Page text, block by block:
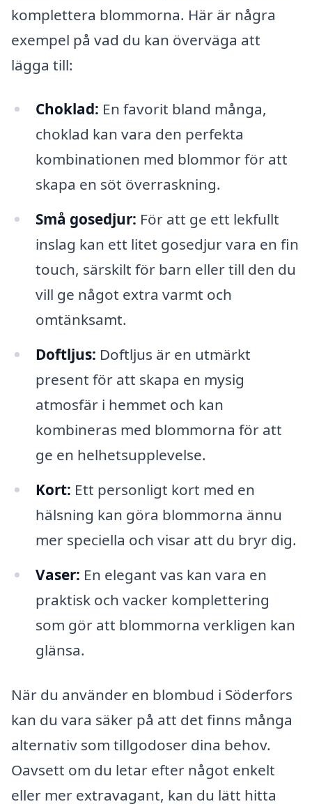
komplettera blommorna. Här är några
exempel på vad du kan överväga att
lägga till:
Choklad: En favorit bland många,
choklad kan vara den perfekta
kombinationen med blommor för att
skapa en söt överraskning.
Små gosedjur: För att ge ett lekfullt
inslag kan ett litet gosedjur vara en fin
touch, särskilt för barn eller till den du
vill ge något extra varmt och
omtänksamt.
Doftljus: Doftljus är en utmärkt
present för att skapa en mysig
atmosfär i hemmet och kan
kombineras med blommorna för att
ge en helhetsupplevelse.
Kort: Ett personligt kort med en
hälsning kan göra blommorna ännu
mer speciella och visar att du bryr dig.
Vaser: En elegant vas kan vara en
praktisk och vacker komplettering
som gör att blommorna verkligen kan
glänsa.
När du använder en blombud i Söderfors
kan du vara säker på att det finns många
alternativ som tillgodoser dina behov.
Oavsett om du letar efter något enkelt
eller mer extravagant, kan du lätt hitta